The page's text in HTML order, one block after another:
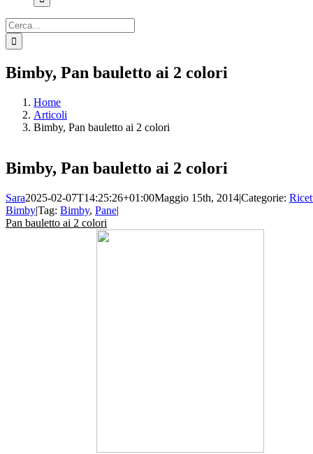
Cerca
per:
Bimby, Pan bauletto ai 2 colori
Home
Articoli
Bimby, Pan bauletto ai 2 colori
Bimby, Pan bauletto ai 2 colori
Sara2025-02-07T14:25:26+01:00Maggio 15th, 2014|Categorie:
Bimby|Tag: Bimby, Pane|
Pan bauletto ai 2 colori